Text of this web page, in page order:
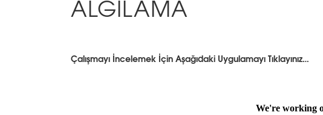
ALGILAMA
Çalışmayı İncelemek İçin Aşağıdaki Uygulamayı Tıklayınız…